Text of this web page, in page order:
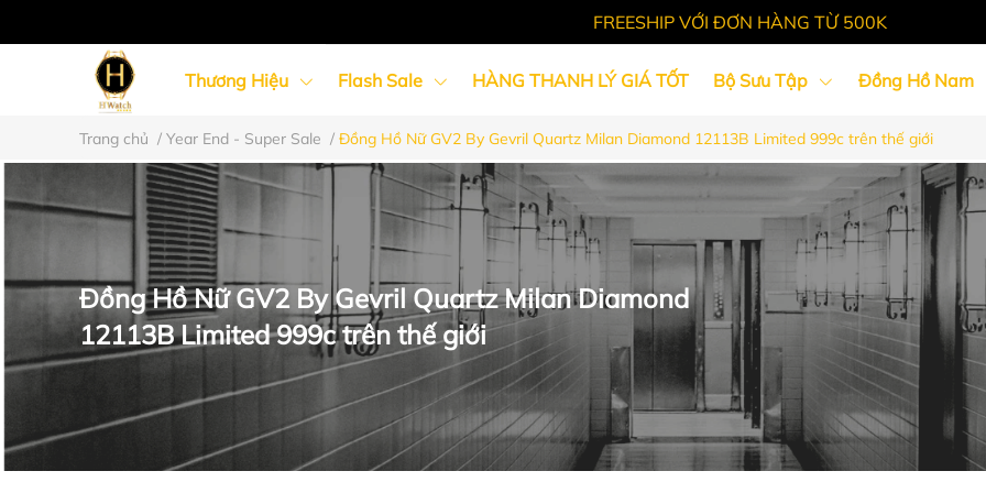
FREESHIP VỚI ĐƠN HÀNG TỪ 500K
Thương Hiệu Flash Sale HÀNG THANH LÝ GIÁ TỐT Bộ Sưu Tập Đồng Hồ Nam
Đồng Hồ Nữ Đồng Hồ Cặp Đôi Tin Tức
Trang chủ / Year End - Super Sale / Đồng Hồ Nữ GV2 By Gevril Quartz Milan Diamond 12113B Limited 999c trên thế giới
Đồng Hồ Nữ GV2 By Gevril Quartz Milan Diamond
12113B Limited 999c trên thế giới